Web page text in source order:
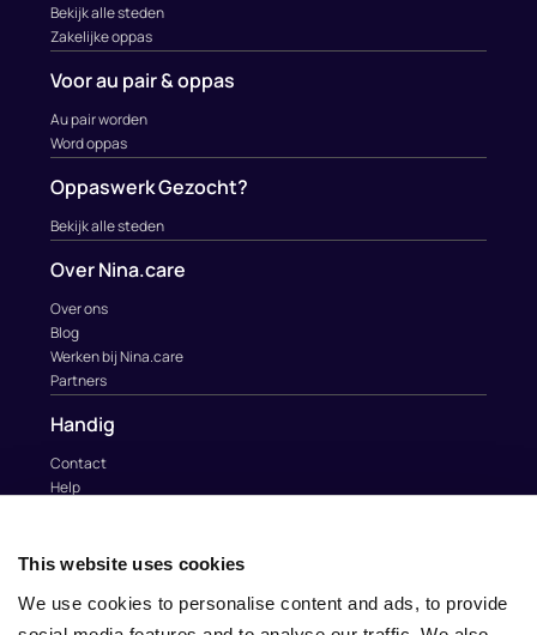
This website uses cookies
We use cookies to personalise content and ads, to provide
Bekijk alle steden
Zakelijke oppas
Voor au pair & oppas
Au pair worden
Word oppas
Oppaswerk Gezocht?
Bekijk alle steden
Over Nina.care
Over ons
Blog
Werken bij Nina.care
Partners
Handig
Contact
Help
info@nina.care